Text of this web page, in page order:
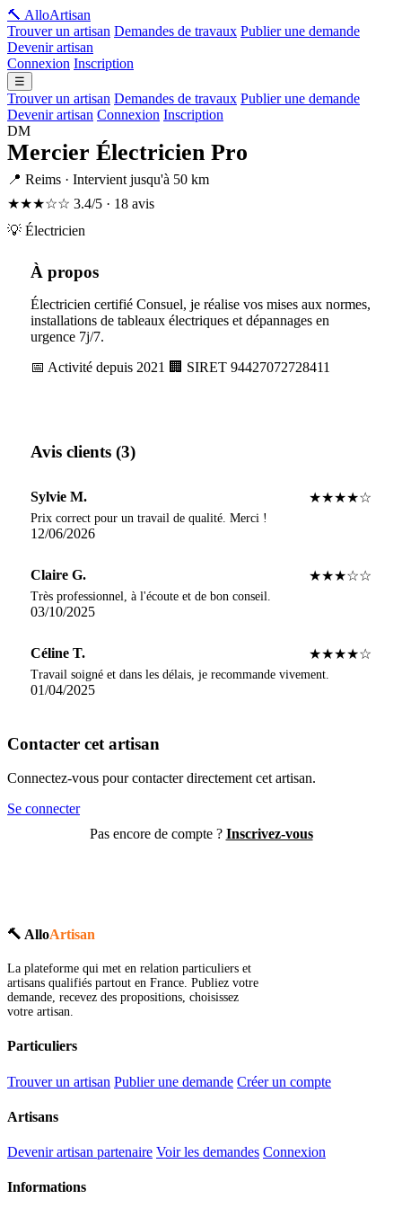
🔨 AlloArtisan
Trouver un artisan Demandes de travaux Publier une demande
Devenir artisan
Connexion Inscription
☰
Trouver un artisan Demandes de travaux Publier une demande
Devenir artisan Connexion Inscription
DM
Mercier Électricien Pro
📍 Reims · Intervient jusqu'à 50 km
★★★☆☆ 3.4/5 · 18 avis
💡 Électricien
À propos
Électricien certifié Consuel, je réalise vos mises aux normes,
installations de tableaux électriques et dépannages en
urgence 7j/7.
📅 Activité depuis 2021 🏢 SIRET 94427072728411
Avis clients (3)
Sylvie M. ★★★★☆
Prix correct pour un travail de qualité. Merci !
12/06/2026
Claire G. ★★★☆☆
Très professionnel, à l'écoute et de bon conseil.
03/10/2025
Céline T. ★★★★☆
Travail soigné et dans les délais, je recommande vivement.
01/04/2025
Contacter cet artisan
Connectez-vous pour contacter directement cet artisan.
Se connecter
Pas encore de compte ? Inscrivez-vous
🔨 AlloArtisan
La plateforme qui met en relation particuliers et
artisans qualifiés partout en France. Publiez votre
demande, recevez des propositions, choisissez
votre artisan.
Particuliers
Trouver un artisan Publier une demande Créer un compte
Artisans
Devenir artisan partenaire Voir les demandes Connexion
Informations